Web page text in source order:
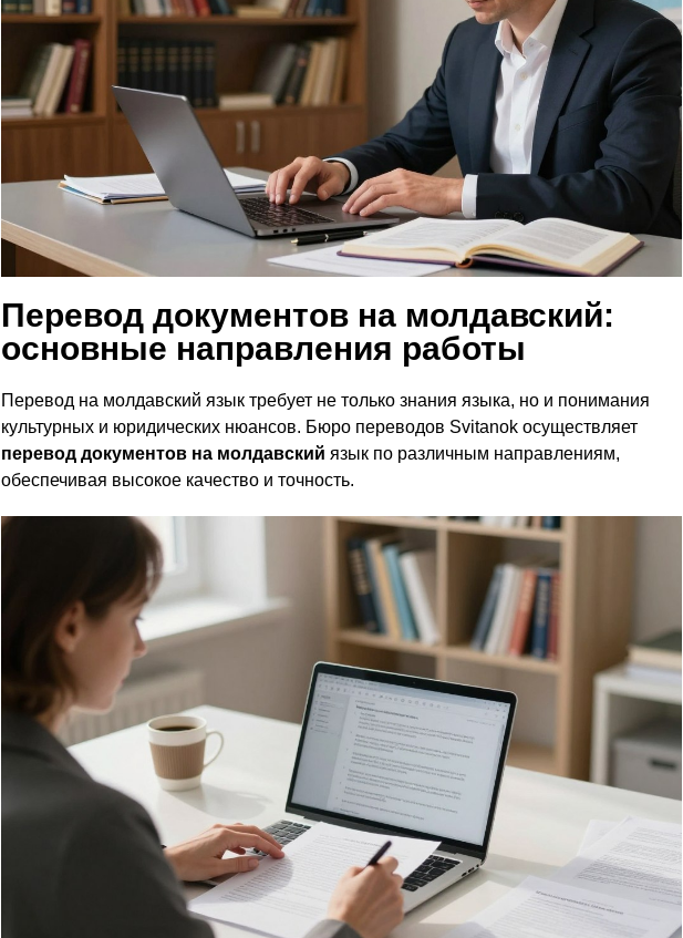
Перевод документов на молдавский:
основные направления работы
Перевод на молдавский язык требует не только знания языка, но и понимания
культурных и юридических нюансов. Бюро переводов Svitanok осуществляет
перевод документов на молдавский язык по различным направлениям,
обеспечивая высокое качество и точность.